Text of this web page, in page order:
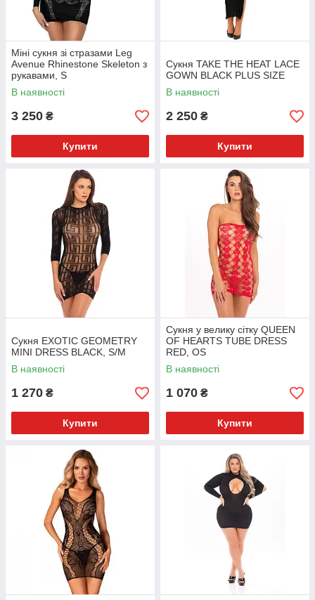
Міні сукня зі стразами Leg
Avenue Rhinestone Skeleton з
рукавами, S
В наявності
3 250 ₴
Купити
Сукня TAKE THE HEAT LACE
GOWN BLACK PLUS SIZE
В наявності
2 250 ₴
Купити
Сукня EXOTIC GEOMETRY
MINI DRESS BLACK, S/M
В наявності
1 270 ₴
Купити
Сукня у велику сітку QUEEN
OF HEARTS TUBE DRESS
RED, OS
В наявності
1 070 ₴
Купити